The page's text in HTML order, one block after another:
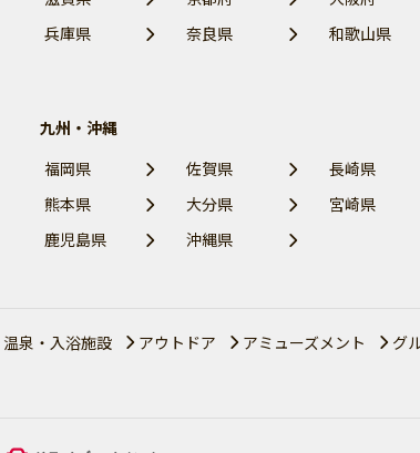
兵庫県
奈良県 和歌山県
九州・沖縄
福岡県
佐賀県
長崎県
熊本県
大分県
宮崎県
鹿児島県
沖縄県
温泉・入浴施設 アウトドア アミューズメント グ